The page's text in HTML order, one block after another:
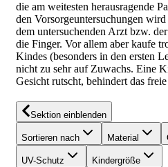
die am weitesten herausragende
den Vorsorgeuntersuchungen
dem untersuchenden Arzt bzw.
die Finger. Vor allem aber kaufe
Kindes (besonders in den ersten
nicht zu sehr auf Zuwachs. Eine
Gesicht rutscht, behindert das
Sektion einblenden
Sortieren nach Material
UV-Schutz
Kindergröße